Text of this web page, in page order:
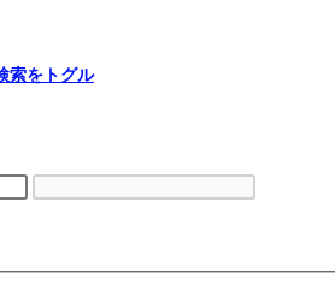
索をトグル